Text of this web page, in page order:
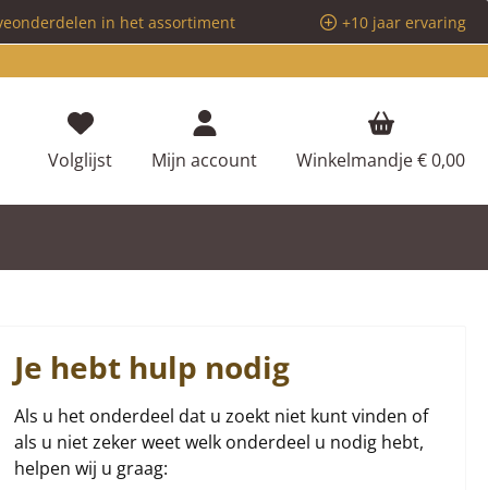
in het assortiment
+10 jaar ervaring
VolglijstJe hebt 0 items op je verlanglijstje
Mijn account Winkelmandje€ 0,00
Je hebt hulp nodig
Als u het onderdeel dat u zoekt niet kunt vinden of
als u niet zeker weet welk onderdeel u nodig hebt,
helpen wij u graag: